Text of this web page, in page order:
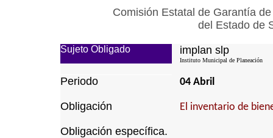
Comisión Estatal de Garantía
del Estado de
Sujeto Obligado implan slp
Instituto Municipal de Planeación
Periodo 04 Abril
Obligación El inventario de
Obligación específica.